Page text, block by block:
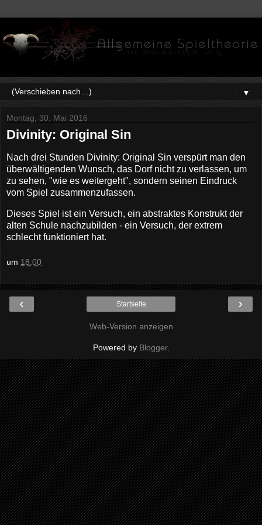
▼
Montag, 30. Mai 2016
Divinity: Original Sin
Nach drei Stunden Divinity: Original Sin verspürt man den
überwältigenden Wunsch, das Dorf nicht zu verlassen, um
zu sehen, "wie es weitergeht", sondern seinen Eindruck
vom Spiel zusammenzufassen.
Dieses Spiel ist ein Versuch, ein abstraktes Konstrukt der
alten Schule nachzubilden - ein Versuch, der extrem
schlecht funktioniert hat.
um 18:00
‹ ›
Startseite
Web-Version anzeigen
Powered by Blogger.